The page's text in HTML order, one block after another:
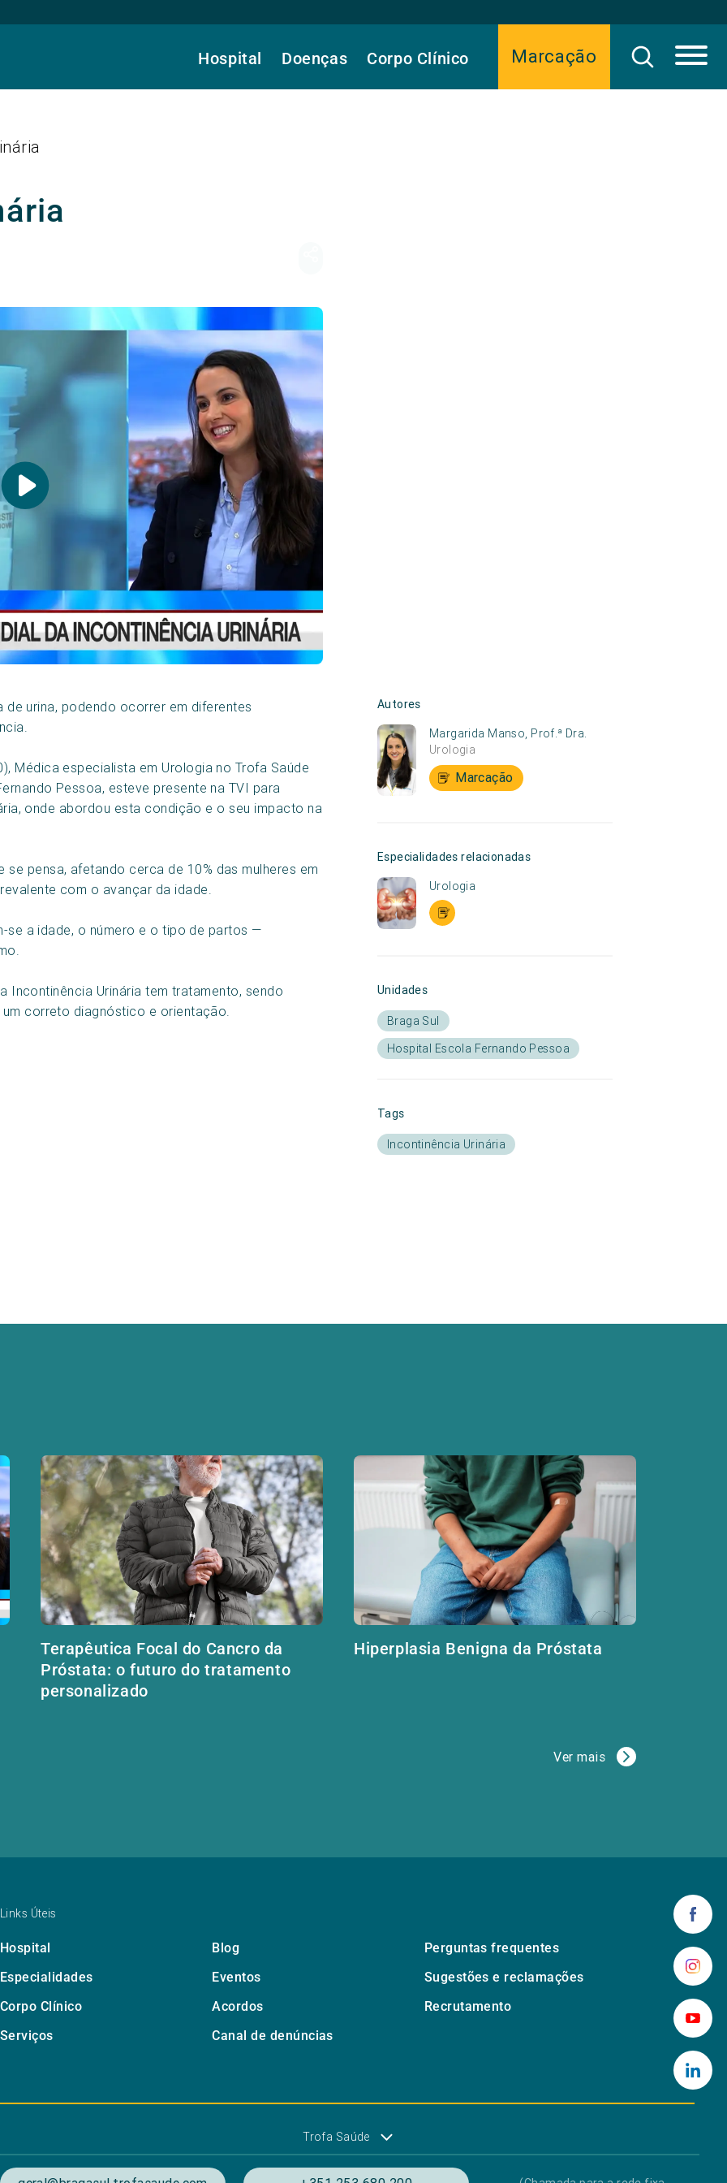
Marcação
Hospital Doenças Corpo Clínico
de urina, podendo ocorrer em diferentes
Médica especialista em Urologia no Trofa Saúde
Pessoa, esteve presente na TVI para
onde abordou esta condição e o seu impacto na
pensa, afetando cerca de 10% das mulheres em
com o avançar da idade.
se a idade, o número e o tipo de partos —
Incontinência Urinária tem tratamento, sendo
correto diagnóstico e orientação.
Autores
Margarida Manso, Prof.ª Dra.
Urologia
Marcação
Especialidades relacionadas
Urologia
Unidades
Braga Sul
Hospital Escola Fernando Pessoa
Tags
Incontinência Urinária
Terapêutica Focal do Cancro da
Próstata: o futuro do tratamento
personalizado
Hiperplasia Benigna da Próstata
Ver mais
Links Úteis
Hospital Blog
Perguntas frequentes
Especialidades
Eventos
Sugestões e reclamações
Corpo Clínico
Acordos
Recrutamento
Serviços
Canal de denúncias
Trofa Saúde